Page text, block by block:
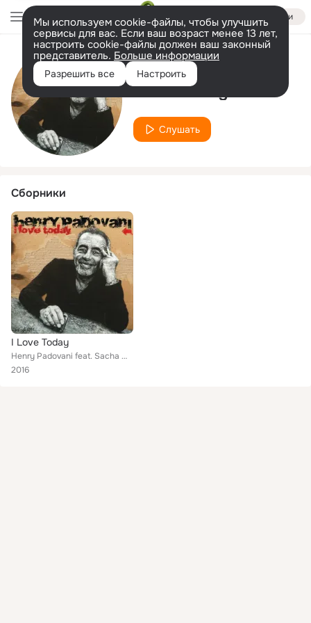
Войти
Мы используем cookie-файлы, чтобы улучшить
сервисы для вас. Если ваш возраст менее 13 лет,
настроить cookie-файлы должен ваш законный
представитель. Больше информации
Разрешить все Настроить
Исполнитель
Sacha Morgan
Слушать
Сборники
I Love Today
Henry Padovani feat. Sacha Morgan
2016